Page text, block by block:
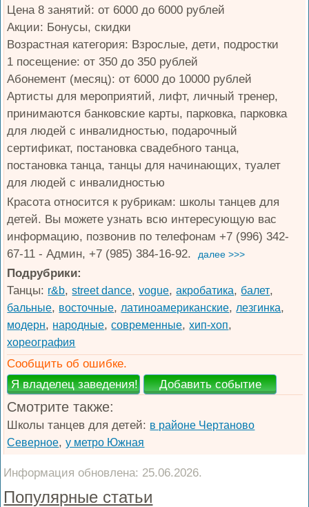
Цена 8 занятий: от 6000 до 6000 рублей
Акции: Бонусы, скидки
Возрастная категория: Взрослые, дети, подростки
1 посещение: от 350 до 350 рублей
Абонемент (месяц): от 6000 до 10000 рублей
Артисты для мероприятий, лифт, личный тренер,
принимаются банковские карты, парковка, парковка
для людей с инвалидностью, подарочный
сертификат, постановка свадебного танца,
постановка танца, танцы для начинающих, туалет
для людей с инвалидностью
Красота относится к рубрикам: школы танцев для
детей. Вы можете узнать всю интересующую вас
информацию, позвонив по телефонам +7 (996) 342-
67-11 - Админ, +7 (985) 384-16-92.
далее >>>
Подрубрики:
Танцы: r&b,street dance,vogue,акробатика, балет,
бальные, восточные,латиноамериканские,лезгинка,
модерн, народные,современные,хип-хоп,
хореография
Сообщить об ошибке.
Смотрите также:
Школы танцев для детей: в районе Чертаново
Северное,у метро Южная
Информация обновлена: 25.06.2026.
Популярные статьи